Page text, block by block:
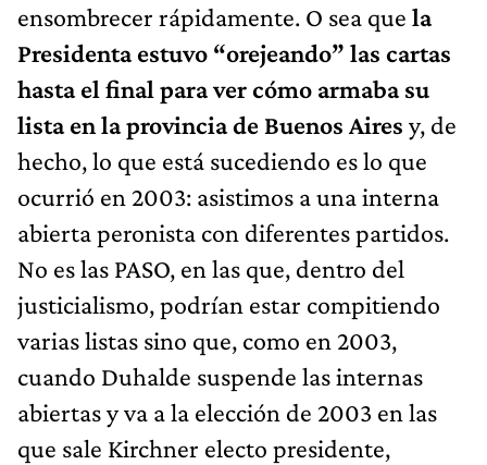
ensombrecer rápidamente. O sea que la
Presidenta estuvo “orejeando” las cartas
hasta el final para ver cómo armaba su
lista en la provincia de Buenos Aires y, de
hecho, lo que está sucediendo es lo que
ocurrió en 2003: asistimos a una interna
abierta peronista con diferentes partidos.
No es las PASO, en las que, dentro del
justicialismo, podrían estar compitiendo
varias listas sino que, como en 2003,
cuando Duhalde suspende las internas
abiertas y va a la elección de 2003 en las
que sale Kirchner electo presidente,